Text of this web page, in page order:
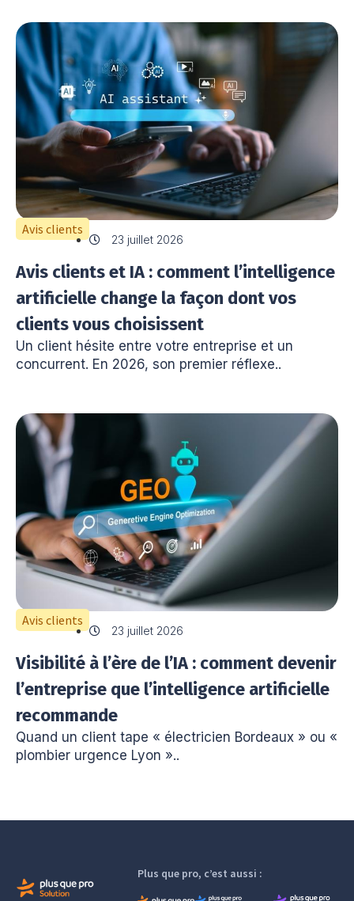
Avis clients
23 juillet 2026
Avis clients et IA : comment l’intelligence
artificielle change la façon dont vos
clients vous choisissent
Un client hésite entre votre entreprise et un
concurrent. En 2026, son premier réflexe..
Avis clients
23 juillet 2026
Visibilité à l’ère de l’IA : comment devenir
l’entreprise que l’intelligence artificielle
recommande
Quand un client tape « électricien Bordeaux » ou «
plombier urgence Lyon »..
Plus que pro, c’est aussi :